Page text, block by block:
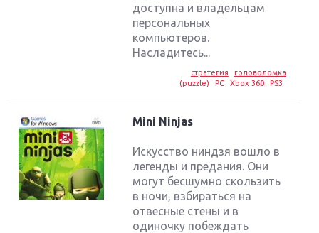
доступна и владельцам
персональных
компьютеров.
Насладитесь...
стратегия
головоломка
(puzzle)
PC Xbox 360 PS3
Mini Ninjas
Искусство ниндзя вошло в
легенды и предания. Они
могут бесшумно скользить
в ночи, взбираться на
отвесные стены и в
одиночку побеждать